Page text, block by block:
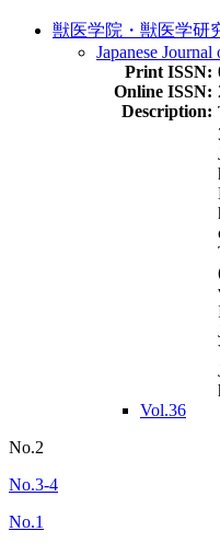
獣医学院・獣医学研
Japanese
Print ISSN:
Online ISSN:
Description:
Vol.36
No.2
No.3-4
No.1